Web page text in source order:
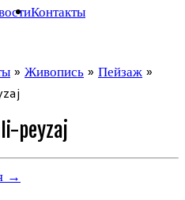
Контакты
» Живопись » Пейзаж »
peyzaj
→